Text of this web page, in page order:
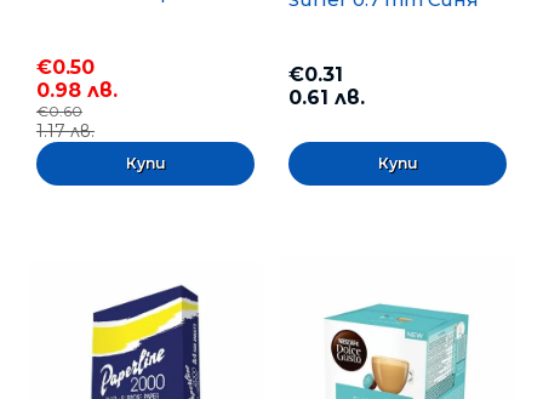
€0.50
0.98 лв.
€0.60
1.17 лв.
€0.31
0.61 лв.